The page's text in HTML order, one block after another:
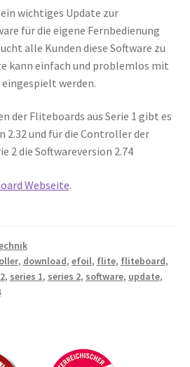
wichtiges Update zur
für die eigene Fernbedienung
alle Kunden diese Software zu
kann einfach und problemlos mit
werden.
der Fliteboards aus Serie 1 gibt es
2.32 und für die Controller der
2 die Softwareversion 2.74
Webseite.
, download, efoil, flite, fliteboard,
, series 1, series 2, software, update,